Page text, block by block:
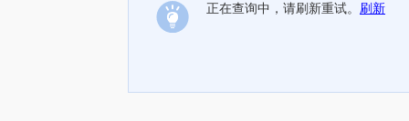
正在查询中，请刷新重试。 刷新